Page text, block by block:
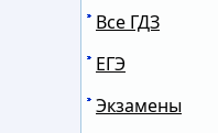
Все ГДЗ
ЕГЭ
Экзамены